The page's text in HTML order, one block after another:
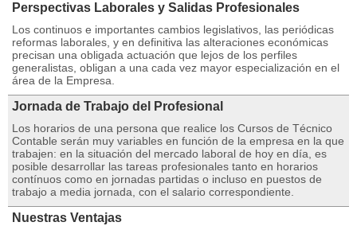
Perspectivas Laborales y Salidas Profesionales
Los continuos e importantes cambios legislativos, las periódicas
reformas laborales, y en definitiva las alteraciones económicas
precisan una obligada actuación que lejos de los perfiles
generalistas, obligan a una cada vez mayor especialización en el
área de la Empresa.
Jornada de Trabajo del Profesional
Los horarios de una persona que realice los Cursos de Técnico
Contable serán muy variables en función de la empresa en la que
trabajen: en la situación del mercado laboral de hoy en día, es
posible desarrollar las tareas profesionales tanto en horarios
contínuos como en jornadas partidas o incluso en puestos de
trabajo a media jornada, con el salario correspondiente.
Nuestras Ventajas